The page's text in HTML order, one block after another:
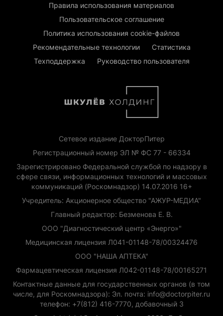
Правила использования материалов
Пользовательское соглашение
Политика использования cookie-файлов
Рекомендательные технологии
Статистика
Техподдержка
Руководство пользователя
Сетевое издание ДокторПитер
Регистрационный номер ЭЛ № ФС 77 - 66334
Зарегистрировано Федеральной службой по надзору в
сфере связи, информационных технологий и массовых
коммуникаций (Роскомнадзор) 14.07.2016 16+
Учредитель: Акционерное общество "АЖУР-МЕДИА"
Главный редактор: Безменова Е. В.
ООО "Диагностический центр «Энерго»"
Медицинская лицензия Л041-01148-78/00324476
ООО "НАША АПТЕКА"
Фармацевтическая лицензия Л042-01148-78/00165271
Контактные данные для государственных органов (в том
числе, для Роскомнадзора): Эл. почта: info@doctorpiter.ru
телефон: +7(812) 416-7770, добавочный 3